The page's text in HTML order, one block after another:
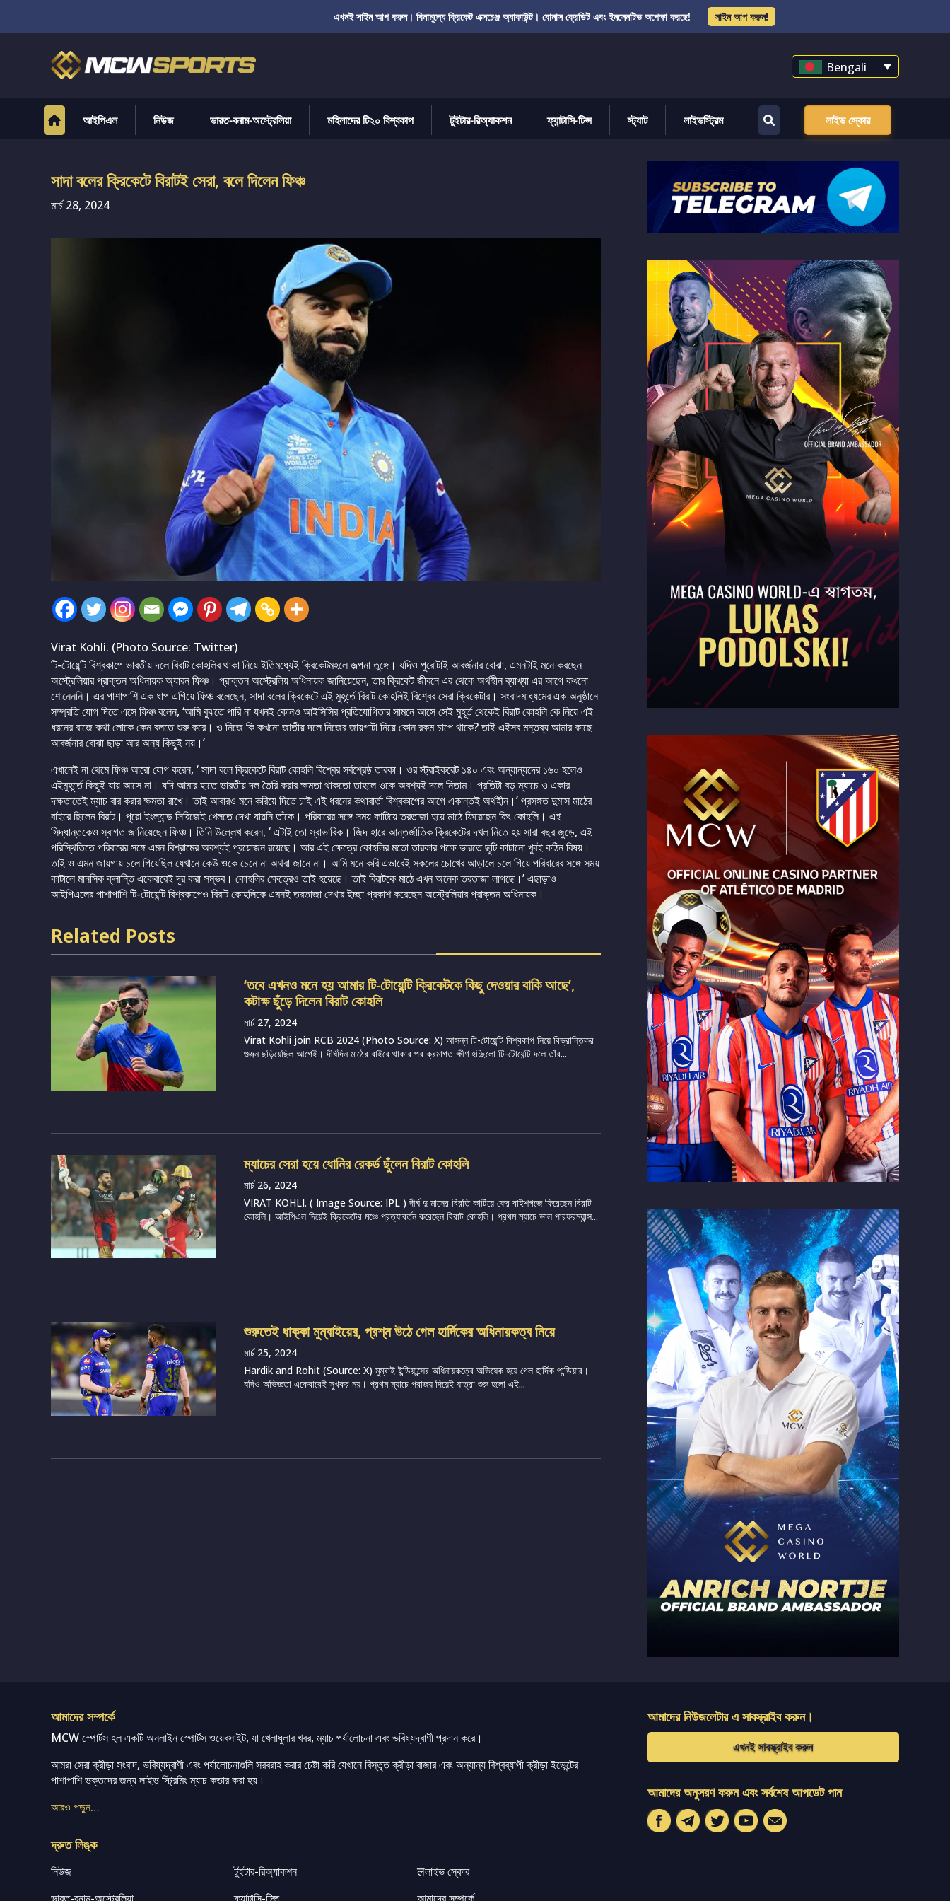
এখনই সাইন আপ করুন। বিনামূল্যে ক্রিকেট এক্সচেঞ্জ অ্যাকাউন্ট। বোনাস ক্রেডিট এবং ইনসেনটিভ অপেক্ষা করছে! সাইন আপ করুন!
Bengali
আইপিএল নিউজ ভারত-বনাম-অস্ট্রেলিয়া মহিলাদের টি২০ বিশ্বকাপ টুইটার-রিঅ্যাকশন ফ্যান্টাসি-টিপ্স স্ট্যাট লাইভস্ট্রিম লাইভ স্কোর
সাদা বলের ক্রিকেটে বিরাটই সেরা, বলে দিলেন ফিঞ্চ
মার্চ 28, 2024
Virat Kohli. (Photo Source: Twitter)
টি-টোয়েন্টি বিশ্বকাপে ভারতীয় দলে বিরাট কোহলির থাকা নিয়ে ইতিমধ্যেই ক্রিকেটমহলে জল্পনা তুঙ্গে। যদিও পুরোটাই আবর্জনার বোঝা, এমনটাই মনে করছেন
অস্ট্রেলিয়ার প্রাক্তন অধিনায়ক অ্যারন ফিঞ্চ। প্রাক্তন অস্ট্রেলিয় অধিনায়ক জানিয়েছেন, তার ক্রিকেট জীবনে এর থেকে অর্থহীন ব্যাখ্যা এর আগে কখনো
শোনেননি। এর পাশাপাশি এক ধাপ এগিয়ে ফিঞ্চ বলেছেন, সাদা বলের ক্রিকেটে এই মুহূর্তে বিরাট কোহলিই বিশ্বের সেরা ক্রিকেটার। সংবাদমাধ্যমের এক অনুষ্ঠানে
সম্প্রতি যোগ দিতে এসে ফিঞ্চ বলেন, ‘আমি বুঝতে পারি না যখনই কোনও আইসিসির প্রতিযোগিতার সামনে আসে সেই মুহূর্ত থেকেই বিরাট কোহলি কে নিয়ে এই
ধরনের বাজে কথা লোকে কেন বলতে শুরু করে। ও নিজে কি কখনো জাতীয় দলে নিজের জায়গাটা নিয়ে কোন রকম চাপে থাকে? তাই এইসব মন্তব্য আমার কাছে
আবর্জনার বোঝা ছাড়া আর অন্য কিছুই নয়।’
এখানেই না থেমে ফিঞ্চ আরো যোগ করেন, ‘ সাদা বলে ক্রিকেটে বিরাট কোহলি বিশ্বের সর্বশ্রেষ্ঠ তারকা। ওর স্ট্রাইকরেট ১৪০ এবং অন্যান্যদের ১৬০ হলেও
এইমুহূর্তে কিছুই যায় আসে না। যদি আমার হাতে ভারতীয় দল তৈরি করার ক্ষমতা থাকতো তাহলে ওকে অবশ্যই দলে নিতাম। প্রতিটা বড় ম্যাচে ও একার
দক্ষতাতেই ম্যাচ বার করার ক্ষমতা রাখে। তাই আবারও মনে করিয়ে দিতে চাই এই ধরনের কথাবার্তা বিশ্বকাপের আগে একান্তই অর্থহীন।’ প্রসঙ্গত দুমাস মাঠের
বাইরে ছিলেন বিরাট। পুরো ইংল্যান্ড সিরিজেই খেলতে দেখা যায়নি তাঁকে। পরিবারের সঙ্গে সময় কাটিয়ে তরতাজা হয়ে মাঠে ফিরেছেন কিং কোহলি। এই
সিদ্ধান্তকেও স্বাগত জানিয়েছেন ফিঞ্চ। তিনি উল্লেখ করেন, ‘ এটাই তো স্বাভাবিক। জিদ হারে আন্তর্জাতিক ক্রিকেটের দখল নিতে হয় সারা বছর জুড়ে, এই
পরিস্থিতিতে পরিবারের সঙ্গে এমন বিশ্রামের অবশ্যই প্রয়োজন রয়েছে। আর এই ক্ষেত্রে কোহলির মতো তারকার পক্ষে ভারতে ছুটি কাটানো খুবই কঠিন বিষয়।
তাই ও এমন জায়গায় চলে গিয়েছিল যেখানে কেউ ওকে চেনে না অথবা জানে না। আমি মনে করি এভাবেই সকলের চোখের আড়ালে চলে গিয়ে পরিবারের সঙ্গে সময়
কাটালে মানসিক ক্লান্তি একেবারেই দূর করা সম্ভব। কোহলির ক্ষেত্রেও তাই হয়েছে। তাই বিরাটকে মাঠে এখন অনেক তরতাজা লাগছে।’ এছাড়াও
আইপিএলের পাশাপাশি টি-টোয়েন্টি বিশ্বকাপেও বিরাট কোহলিকে এমনই তরতাজা দেখার ইচ্ছা প্রকাশ করেছেন অস্ট্রেলিয়ার প্রাক্তন অধিনায়ক।
Related Posts
‘তবে এখনও মনে হয় আমার টি-টোয়েন্টি ক্রিকেটকে কিছু দেওয়ার বাকি আছে’,
কটাক্ষ ছুঁড়ে দিলেন বিরাট কোহলি
মার্চ 27, 2024
Virat Kohli join RCB 2024 (Photo Source: X) আসন্ন টি-টোয়েন্টি বিশ্বকাপ নিয়ে বিভ্রান্তিকর
গুঞ্জন ছড়িয়েছিল আগেই। দীর্ঘদিন মাঠের বাইরে থাকার পর ক্রমাগত ক্ষীণ হচ্ছিলো টি-টোয়েন্টি দলে তাঁর...
ম্যাচের সেরা হয়ে ধোনির রেকর্ড ছুঁলেন বিরাট কোহলি
মার্চ 26, 2024
VIRAT KOHLI. ( Image Source: IPL ) দীর্ঘ দু মাসের বিরতি কাটিয়ে ফের বাইশগজে ফিরেছেন বিরাট
কোহলি। আইপিএল দিয়েই ক্রিকেটের মঞ্চে প্রত্যাবর্তন করেছেন বিরাট কোহলি। প্রথম ম্যাচে ভাল পারফরম্যান্স...
শুরুতেই ধাক্কা মুম্বাইয়ের, প্রশ্ন উঠে গেল হার্দিকের অধিনায়কত্ব নিয়ে
মার্চ 25, 2024
Hardik and Rohit (Source: X) মুম্বাই ইন্ডিয়ান্সের অধিনায়কত্বে অভিষেক হয়ে গেল হার্দিক পান্ডিয়ার।
যদিও অভিজ্ঞতা একেবারেই সুখকর নয়। প্রথম ম্যাচে পরাজয় দিয়েই যাত্রা শুরু হলো এই...
আমাদের সম্পর্কে
MCW স্পোর্টস হল একটি অনলাইন স্পোর্টস ওয়েবসাইট, যা খেলাধুলার খবর, ম্যাচ পর্যালোচনা এবং ভবিষ্যদ্বাণী প্রদান করে।
আমরা সেরা ক্রীড়া সংবাদ, ভবিষ্যদ্বাণী এবং পর্যালোচনাগুলি সরবরাহ করার চেষ্টা করি যেখানে বিস্তৃত ক্রীড়া বাজার এবং অন্যান্য বিশ্বব্যাপী ক্রীড়া ইভেন্টের
পাশাপাশি ভক্তদের জন্য লাইভ স্ট্রিমিং ম্যাচ কভার করা হয়।
আরও পড়ুন…
দ্রুত লিঙ্ক
নিউজ টুইটার-রিঅ্যাকশন
लলাইভ স্কোর
আমাদের নিউজলেটার এ সাবস্ক্রাইব করুন।
এখনই সাবস্ক্রাইব করুন
আমাদের অনুসরণ করুন এবং সর্বশেষ আপডেট পান